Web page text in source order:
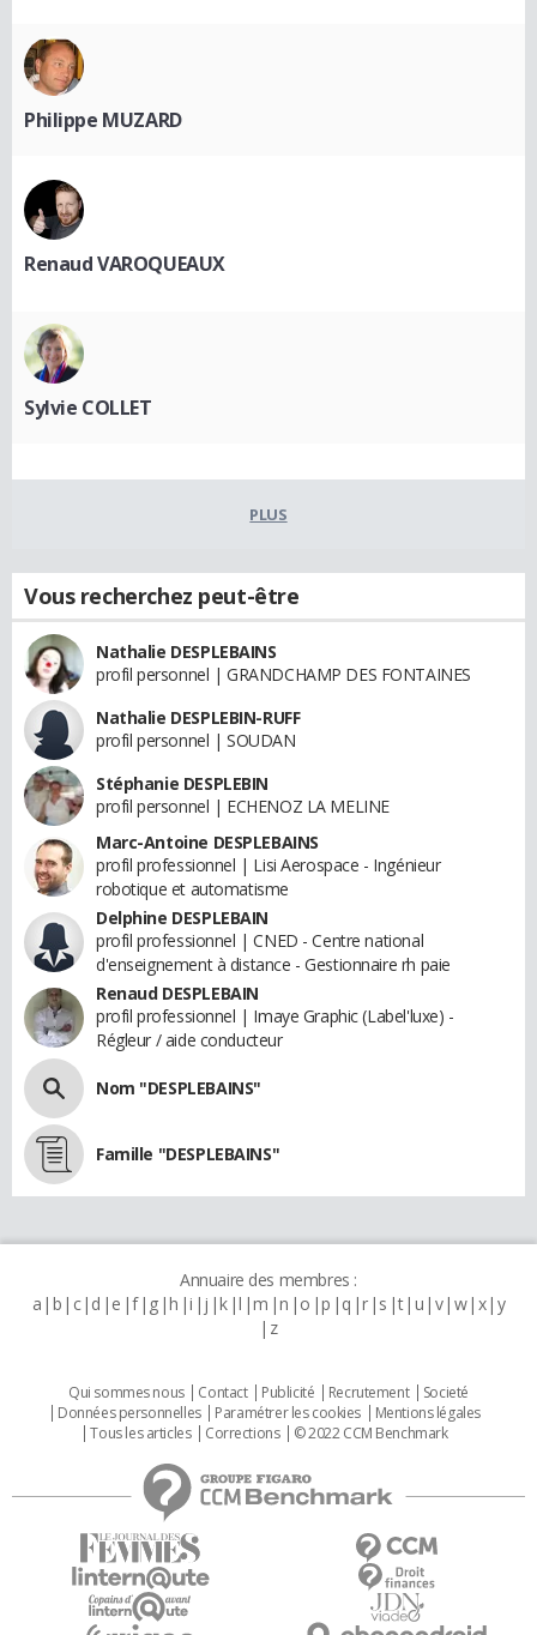
Philippe MUZARD
Renaud VAROQUEAUX
Sylvie COLLET
PLUS
Vous recherchez peut-être
Nathalie DESPLEBAINS
profil personnel | GRANDCHAMP DES FONTAINES
Nathalie DESPLEBIN-RUFF
profil personnel | SOUDAN
Stéphanie DESPLEBIN
profil personnel | ECHENOZ LA MELINE
Marc-Antoine DESPLEBAINS
profil professionnel | Lisi Aerospace - Ingénieur
robotique et automatisme
Delphine DESPLEBAIN
profil professionnel | CNED - Centre national
d'enseignement à distance - Gestionnaire rh paie
Renaud DESPLEBAIN
profil professionnel | Imaye Graphic (Label'luxe) -
Régleur / aide conducteur
Nom "DESPLEBAINS"
Famille "DESPLEBAINS"
Annuaire des membres :
a b c d e f g h i j k l m n o p q r s t u v w x y
z
Qui sommes nous Contact Publicité Recrutement
Societé
Données personnelles
Paramétrer les cookies
Mentions légales
Tous les articles
Corrections © 2022 CCM Benchmark